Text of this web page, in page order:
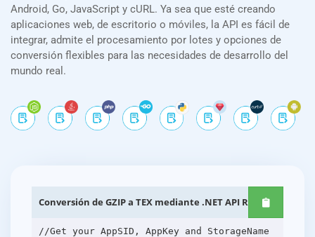
Android, Go, JavaScript y cURL. Ya sea que esté creando
aplicaciones web, de escritorio o móviles, la API es fácil de
integrar, admite el procesamiento por lotes y opciones de
conversión flexibles para las necesidades de desarrollo del
mundo real.
Conversión de GZIP a TEX mediante .NET API REST
//Get your AppSID, AppKey and StorageName